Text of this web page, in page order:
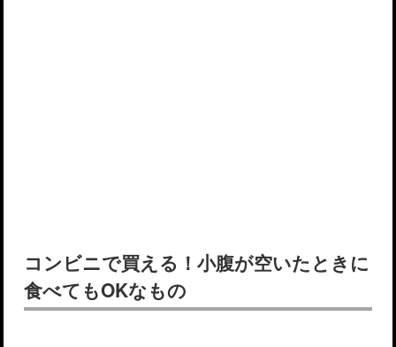
コンビニで買える！小腹が空いたときに
食べてもOKなもの